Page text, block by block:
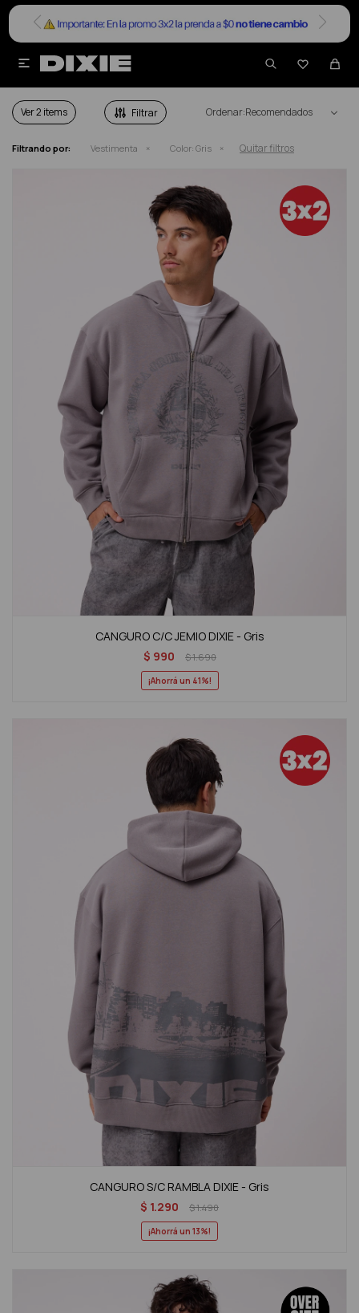


VESTIMENTA HOMBRE EN COLOR GRIS
Ver Recomendados
Filtrando por: Vestimenta Color: Gris Quitar filtros
CANGURO C/C JEMIO DIXIE - Gris
$ 990 $1.690
41
CANGURO S/C RAMBLA DIXIE - Gris
$ 1.290 $1.490
13